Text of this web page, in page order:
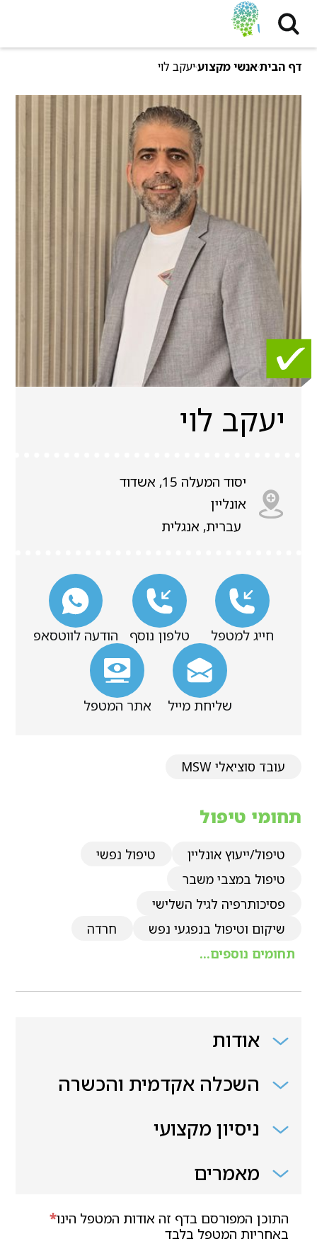
דף הביתאנשי מקצועיעקב לוי
יעקב לוי
יסוד המעלה 15, אשדוד
אונליין
עברית, אנגלית
חייג למטפל טלפון נוסף הודעה לווטסאפ
שליחת מייל אתר המטפל
עובד סוציאלי MSW
תחומי טיפול
טיפול/ייעוץ אונליין
טיפול נפשי
טיפול במצבי משבר
פסיכותרפיה לגיל השלישי
שיקום וטיפול בנפגעי נפש
חרדה
תחומים נוספים...
אודות
השכלה אקדמית והכשרה
ניסיון מקצועי
מאמרים
*התוכן המפורסם בדף זה אודות המטפל הינו
באחריות המטפל בלבד